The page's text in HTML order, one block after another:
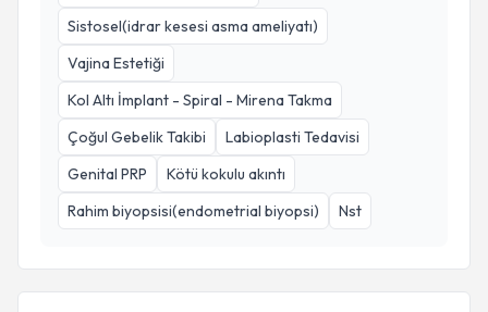
Sistosel(idrar kesesi asma ameliyatı)
Vajina Estetiği
Kol Altı İmplant - Spiral - Mirena Takma
Çoğul Gebelik Takibi
Labioplasti Tedavisi
Genital PRP
Kötü kokulu akıntı
Rahim biyopsisi(endometrial biyopsi)
Nst